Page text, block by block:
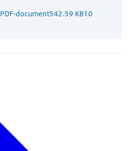
PDF-document542.59 KB10